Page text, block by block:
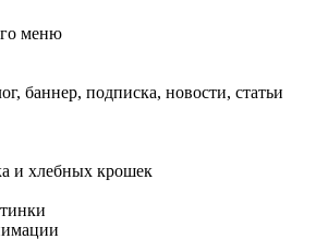
меню
баннер, подписка, новости, статьи
и хлебных крошек